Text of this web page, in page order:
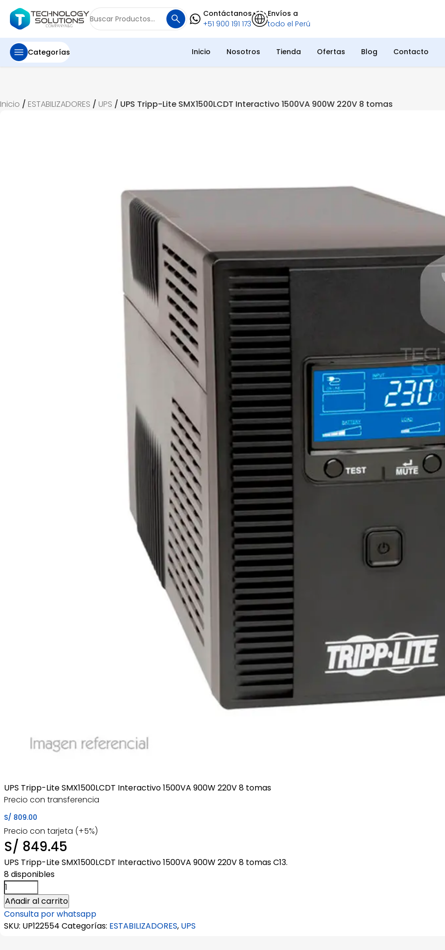
Buscar
por:
Contáctanos
+51 900 191 173
Envíos a
todo el Perú
Categorías Inicio Nosotros Tienda Ofertas Blog Contacto
Inicio / ESTABILIZADORES / UPS / UPS Tripp-Lite SMX1500LCDT Interactivo 1500VA 900W 220V 8 tomas
UPS Tripp-Lite SMX1500LCDT Interactivo 1500VA 900W 220V 8 tomas
Precio con transferencia
S/ 809.00
Precio con tarjeta (+5%)
S/ 849.45
UPS Tripp-Lite SMX1500LCDT Interactivo 1500VA 900W 220V 8 tomas C13.
8 disponibles
UPS
Tripp-
Lite
SMX1500LCDT
Añadir al carrito
Consulta por whatsapp
SKU: UP122554 Categorías: ESTABILIZADORES, UPS